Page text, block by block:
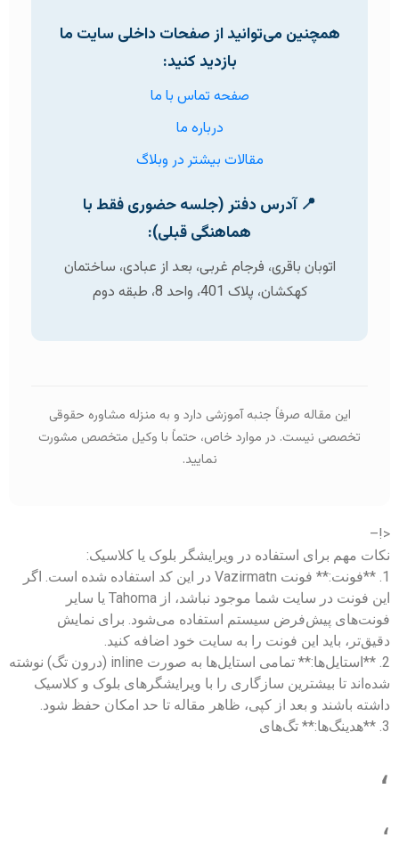
همچنین می‌توانید از صفحات داخلی سایت ما
بازدید کنید:
صفحه تماس با ما
درباره ما
مقالات بیشتر در وبلاگ
📍 آدرس دفتر (جلسه حضوری فقط با
هماهنگی قبلی):
اتوبان باقری، فرجام غربی، بعد از عبادی، ساختمان
کهکشان، پلاک 401، واحد 8، طبقه دوم
این مقاله صرفاً جنبه آموزشی دارد و به منزله مشاوره حقوقی
تخصصی نیست. در موارد خاص، حتماً با وکیل متخصص مشورت
نمایید.
<!–
نکات مهم برای استفاده در ویرایشگر بلوک یا کلاسیک:
1. **فونت:** فونت Vazirmatn در این کد استفاده شده است. اگر
این فونت در سایت شما موجود نباشد، از Tahoma یا سایر
فونت‌های پیش‌فرض سیستم استفاده می‌شود. برای نمایش
دقیق‌تر، باید این فونت را به سایت خود اضافه کنید.
2. **استایل‌ها:** تمامی استایل‌ها به صورت inline (درون تگ) نوشته
شده‌اند تا بیشترین سازگاری را با ویرایشگرهای بلوک و کلاسیک
داشته باشند و بعد از کپی، ظاهر مقاله تا حد امکان حفظ شود.
3. **هدینگ‌ها:** تگ‌های
،
،